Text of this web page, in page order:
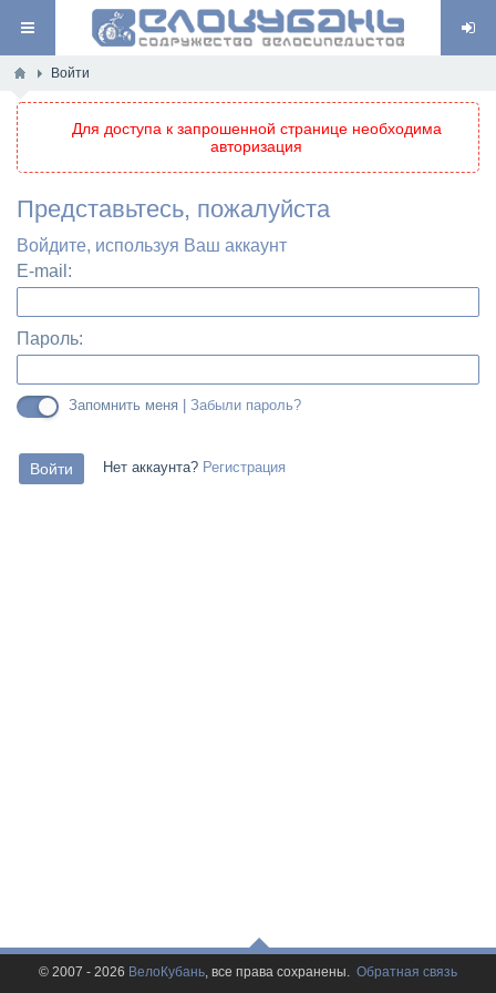
Войти
Для доступа к запрошенной странице необходима
авторизация
Представьтесь, пожалуйста
Войдите, используя Ваш аккаунт
E-mail:
Пароль:
Запомнить меня | Забыли пароль?
Нет аккаунта? Регистрация
© 2007 - 2026 ВелоКубань, все права сохранены. Обратная связь